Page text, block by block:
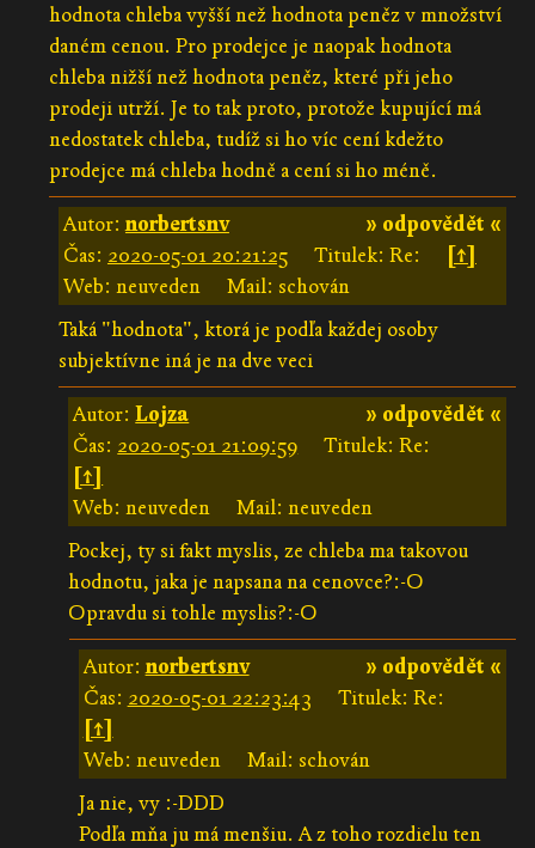
hodnota chleba vyšší než hodnota peněz v množství
daném cenou. Pro prodejce je naopak hodnota
chleba nižší než hodnota peněz, které při jeho
prodeji utrží. Je to tak proto, protože kupující má
nedostatek chleba, tudíž si ho víc cení kdežto
prodejce má chleba hodně a cení si ho méně.
» odpovědět «
Autor:norbertsnv
Čas: 2020-05-01 20:21:25 Titulek: Re:
[↑]
Web: neuveden
Mail: schován
Taká "hodnota", ktorá je podľa každej osoby
subjektívne iná je na dve veci
» odpovědět «
Autor:Lojza
Čas: 2020-05-01 21:09:59
Titulek: Re:
[↑]
Web: neuveden
Mail: neuveden
Pockej, ty si fakt myslis, ze chleba ma takovou
hodnotu, jaka je napsana na cenovce?:-O
Opravdu si tohle myslis?:-O
» odpovědět «
Autor:norbertsnv
Čas: 2020-05-01 22:23:43
Titulek: Re:
[↑]
Web: neuveden
Mail: schován
Ja nie, vy :-DDD
Podľa mňa ju má menšiu. A z toho rozdielu ten